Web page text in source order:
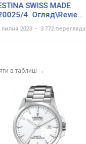
SWISS MADE
4. Огляд\Review
липня 2023 3 772 перегляда
в таблиці →